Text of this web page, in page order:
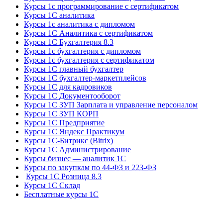
Курсы 1с программирование с сертификатом
Курсы 1С аналитика
Курсы 1с аналитика с дипломом
Курсы 1С Аналитика с сертификатом
Курсы 1С Бухгалтерия 8.3
Курсы 1с бухгалтерия с дипломом
Курсы 1с бухгалтерия с сертификатом
Курсы 1С главный бухгалтер
Курсы 1С бухгалтер-маркетплейсов
Курсы 1С для кадровиков
Курсы 1С Документооборот
Курсы 1С ЗУП Зарплата и управление персоналом
Курсы 1С ЗУП КОРП
Курсы 1С Предприятие
Курсы 1С Яндекс Практикум
Курсы 1С-Битрикс (Bitrix)
Курсы 1С Администрирование
Курсы бизнес — аналитик 1С
Курсы по закупкам по 44‑ФЗ и 223‑ФЗ
Курсы 1С Розница 8.3
Курсы 1С Склад
Бесплатные курсы 1С